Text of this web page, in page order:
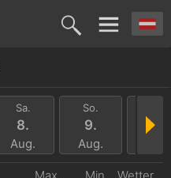
Sa.
8.
Aug.
So.
9.
Aug.
10.